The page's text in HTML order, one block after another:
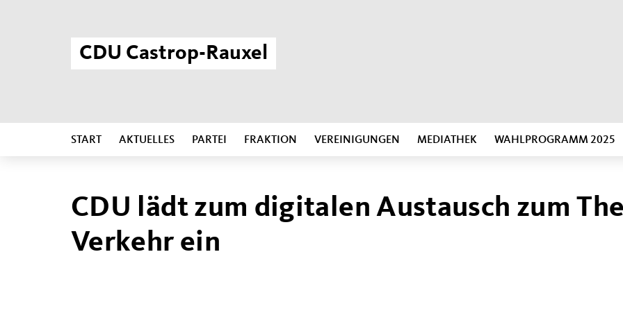
CDU Castrop-Rauxel
START AKTUELLES PARTEI FRAKTION VEREINIGUNGEN MEDIATHEK WAHLPROGRAMM 2025
CDU lädt zum digitalen Austausch zum
Verkehr ein